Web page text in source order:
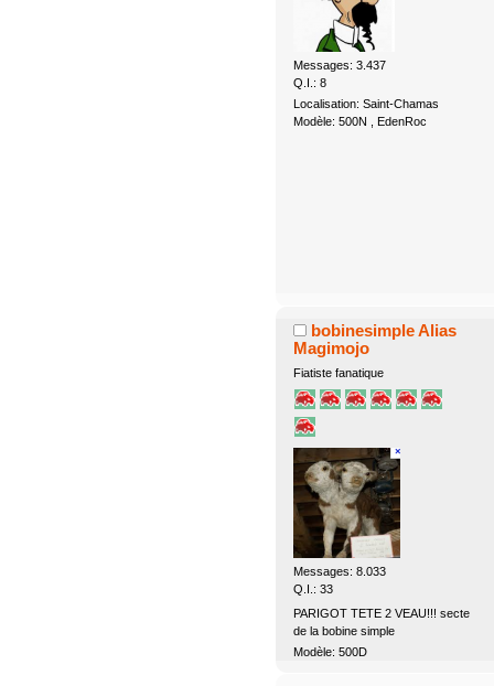
Messages: 3.437
Q.I.: 8
Localisation: Saint-Chamas
Modèle: 500N , EdenRoc
bobinesimple Alias
Magimojo
Fiatiste fanatique
Messages: 8.033
Q.I.: 33
PARIGOT TETE 2 VEAU!!! secte
de la bobine simple
Modèle: 500D